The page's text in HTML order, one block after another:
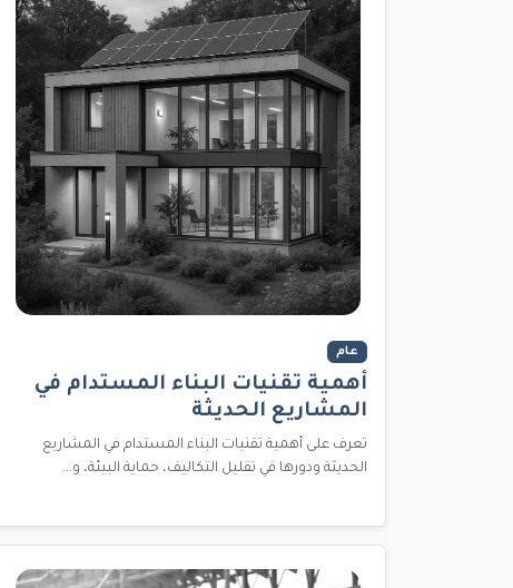
عام
أهمية تقنيات البناء المستدام في
المشاريع الحديثة
تعرف على أهمية تقنيات البناء المستدام في المشاريع
الحديثة ودورها في تقليل التكاليف، حماية البيئة، و...